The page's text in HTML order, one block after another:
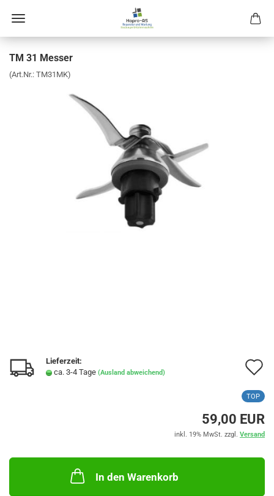
TM 31 Mes­ser
(Art.Nr.: TM31MK)
Lieferzeit:
ca. 3-4 Tage (Ausland abweichend)
TOP
59,00 EUR
inkl. 19% MwSt. zzgl. Versand
In den Warenkorb